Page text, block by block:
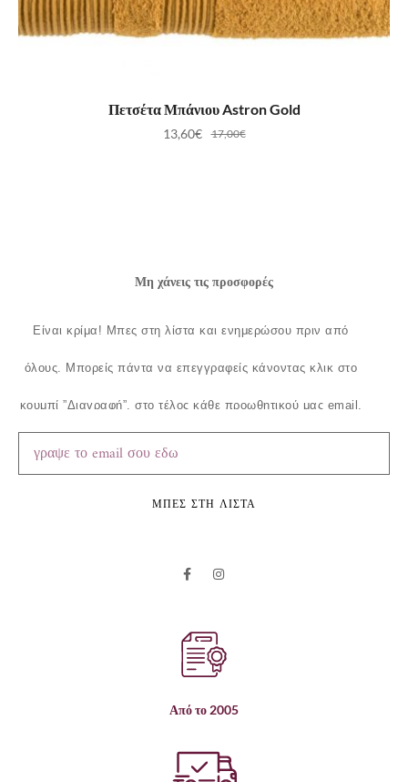
ΠΡΟΣΘΉΚΗ ΣΤΟ ΚΑΛΆΘΙ
Πετσέτα Μπάνιου Astron Gold
17,00€
13,60€
Μη χάνεις τις προσφορές
Είναι κρίμα! Μπες στη λίστα και ενημερώσου πριν από
όλους. Μπορείς πάντα να επεγγραφείς κάνοντας κλικ στο
κουμπί ”Διαγραφή”, στο τέλος κάθε προωθητικού μας email.
ΜΠΕΣ ΣΤΗ ΛΙΣΤΑ
Από το 2005